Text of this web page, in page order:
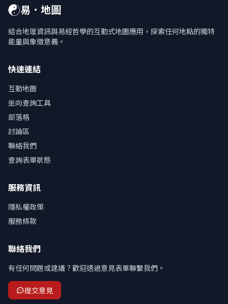
☯易．地圖
結合地理資訊與易經哲學的互動式地圖應用，探索任何地點的獨特
能量與象徵意義。
快速連結
互動地圖
坐向查詢工具
部落格
討論區
聯絡我們
查詢表單狀態
服務資訊
隱私權政策
服務條款
聯絡我們
有任何問題或建議？歡迎透過意見表單聯繫我們。
提交意見